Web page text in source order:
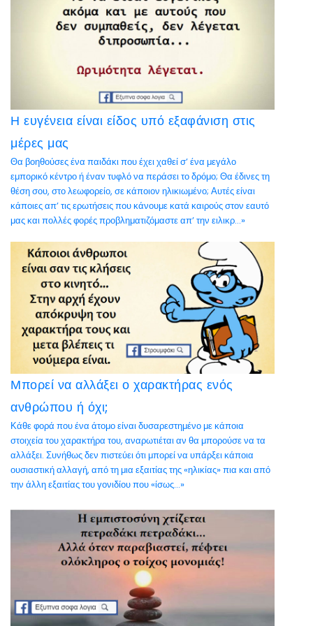
Η ευγένεια είναι είδος υπό εξαφάνιση στις
μέρες μας
Θα βοηθούσες ένα παιδάκι που έχει χαθεί σ’ ένα μεγάλο
εμπορικό κέντρο ή έναν τυφλό να περάσει το δρόμο; Θα έδινες τη
θέση σου, στο λεωφορείο, σε κάποιον ηλικιωμένο; Αυτές είναι
κάποιες απ’ τις ερωτήσεις που κάνουμε κατά καιρούς στον εαυτό
μας και πολλές φορές προβληματιζόμαστε απ’ την ειλικρ...»
Μπορεί να αλλάξει ο χαρακτήρας ενός
ανθρώπου ή όχι;
Κάθε φορά που ένα άτομο είναι δυσαρεστημένο με κάποια
στοιχεία του χαρακτήρα του, αναρωτιέται αν θα μπορούσε να τα
αλλάξει. Συνήθως δεν πιστεύει ότι μπορεί να υπάρξει κάποια
ουσιαστική αλλαγή, από τη μια εξαιτίας της «ηλικίας» πια και από
την άλλη εξαιτίας του γονιδίου που «ίσως...»